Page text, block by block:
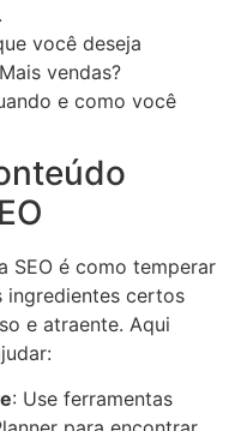
você deseja
vendas?
e como você
SEO é como temperar
ingredientes certos
e atraente. Aqui
: Use ferramentas